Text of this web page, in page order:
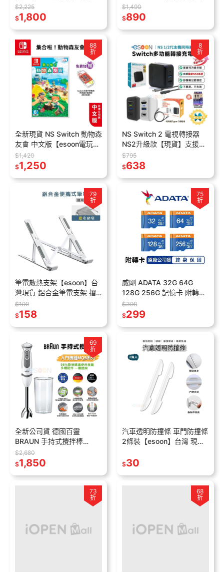
桿帽】現貨 紫橘 紅藍 握把
Joy-Con 控制器
$2,225
$1,800
大風量 輕巧便攜 可折疊 原
廠貨 一年保固 吹風機 保濕
$1,490
$890
88
折
全新現貨 NS Switch 動物森
友會 中文版【esoon電玩】
動物之森 集合啦 動物森友
會 遊戲片 動森 動森之友會
$1,420
$1,250
8
折
NS Switch 2 電視轉接器
NS2升級款【現貨】支援最
新系統 NS2 影像轉換器
DOCK 投屏 可更新
$795
$638
79
折
筆電散熱支架【esoon】台
灣現貨 鋁合金筆電支架 摺
疊架 摺疊筆電架 電腦架 散
熱架 電腦散熱器 折疊筆電
$199
$158
75
折
威剛 ADATA 32G 64G
128G 256G 記憶卡 附轉卡
【現貨 免運】行車記憶卡
microSD TF卡
$398
$299
69
折
全新公司貨 德國百靈
BRAUN 手持式攪拌棒
MQ5000 入門款 攪拌 打蛋
多功能食物攪拌棒 附配件
$2,680
$1,850
汽車透明防撞條 車門防撞條
2條裝【esoon】台灣 現貨
後視鏡防撞條 通用型 隱形
$30
73
折
68
折